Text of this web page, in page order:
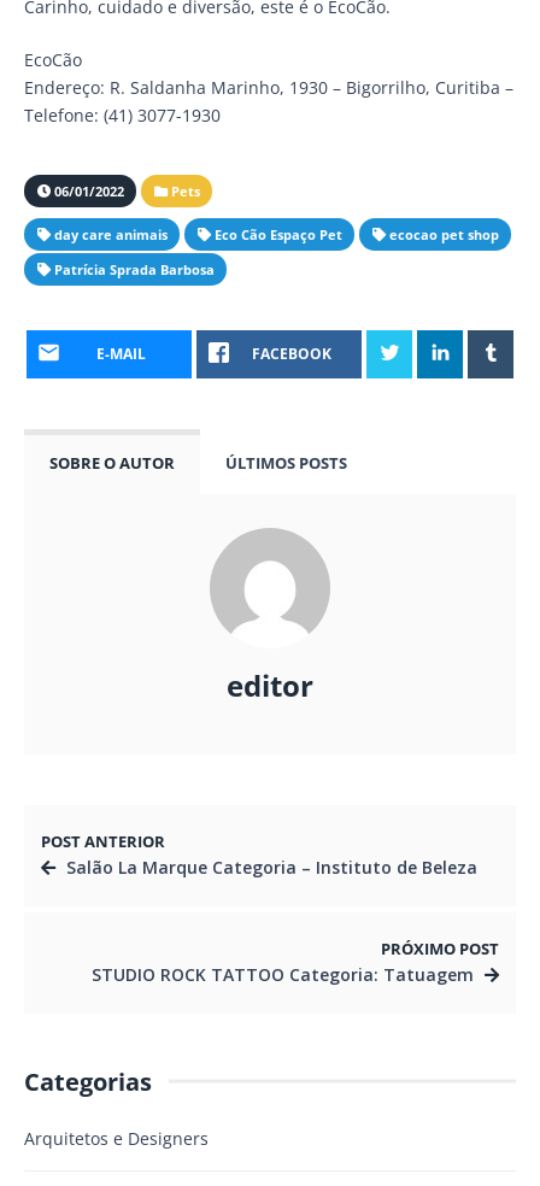
Carinho, cuidado e diversão, este é o EcoCão.
EcoCão
Endereço: R. Saldanha Marinho, 1930 – Bigorrilho, Curitiba –
Telefone: (41) 3077-1930
06/01/2022 Pets
day care animais Eco Cão Espaço Pet
ecocao pet shop
Patrícia Sprada Barbosa
E-MAIL FACEBOOK
SOBRE O AUTOR ÚLTIMOS POSTS
editor
POST ANTERIOR
Salão La Marque Categoria – Instituto de Beleza
PRÓXIMO POST
STUDIO ROCK TATTOO Categoria: Tatuagem
Categorias
Arquitetos e Designers